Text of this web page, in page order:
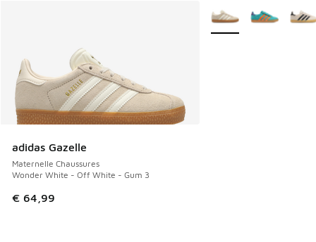
adidas Gazelle
Maternelle Chaussures
Wonder White - Off White - Gum 3
€ 64,99
Plus de couleurs